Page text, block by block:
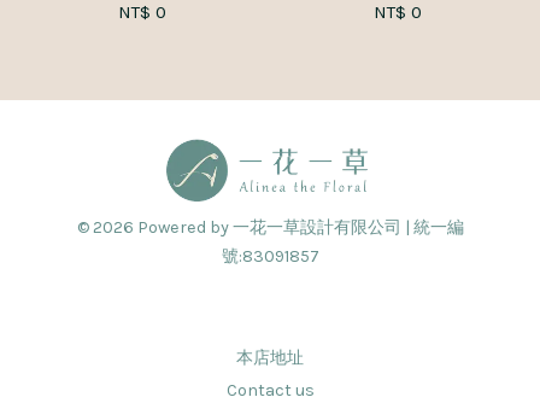
NT$ 0 NT$ 0
© 2026 Powered by 一花一草設計有限公司 | 統一編
號:83091857
本店地址
Contact us